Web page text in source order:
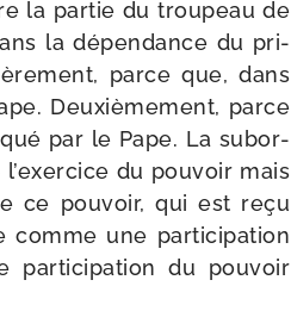
la par­tie du trou­peau de
la dépen­dance du pri­
parce que, dans
Deuxièmement, parce
par le Pape. La subor­
du pou­voir mais
ce pou­voir, qui est reçu
comme une par­ti­ci­pa­tion
par­ti­ci­pa­tion du pou­voir